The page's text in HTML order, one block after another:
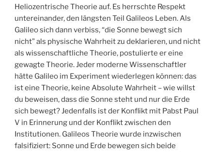
Heliozentrische Theorie auf. Es herrschte Respekt
untereinander, den längsten Teil Galileos Leben. Als
Galileo sich dann verbiss, “die Sonne bewegt sich
nicht” als physische Wahrheit zu deklarieren, und nicht
als wissenschaftliche Theorie, postulierte er eine
gewagte Theorie. Jeder moderne Wissenschaftler
hätte Galileo im Experiment wiederlegen können: das
ist eine Theorie, keine Absolute Wahrheit – wie willst
du beweisen, dass die Sonne steht und nur die Erde
sich bewegt? Jedenfalls ist der Konflikt mit Pabst Paul
V in Erinnerung und der Konflikt zwischen den
Institutionen. Galileos Theorie wurde inzwischen
falsifiziert: Sonne und Erde bewegen sich beide